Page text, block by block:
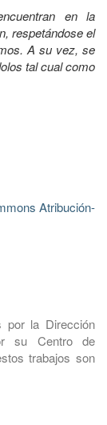
en la
respetándose el
A su vez, se
tal cual como
Atribución-
por la Dirección
su Centro de
trabajos son